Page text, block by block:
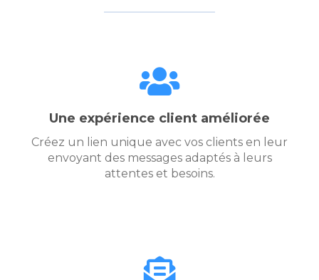
Une expérience client améliorée
Créez un lien unique avec vos clients en leur
envoyant des messages adaptés à leurs
attentes et besoins.